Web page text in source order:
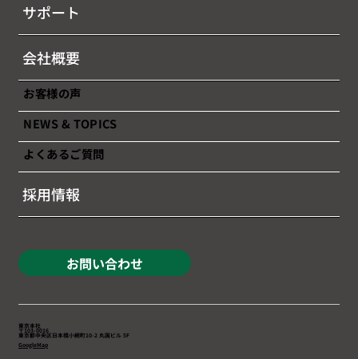
サポート
会社概要
お客様の声
NEWS & TOPICS
よくあるご質問
採用情報
お問い合わせ
東京本社
〒103-0016
東京都中央区日本橋小網町10-2 丸国ビル 5F
GoogleMap